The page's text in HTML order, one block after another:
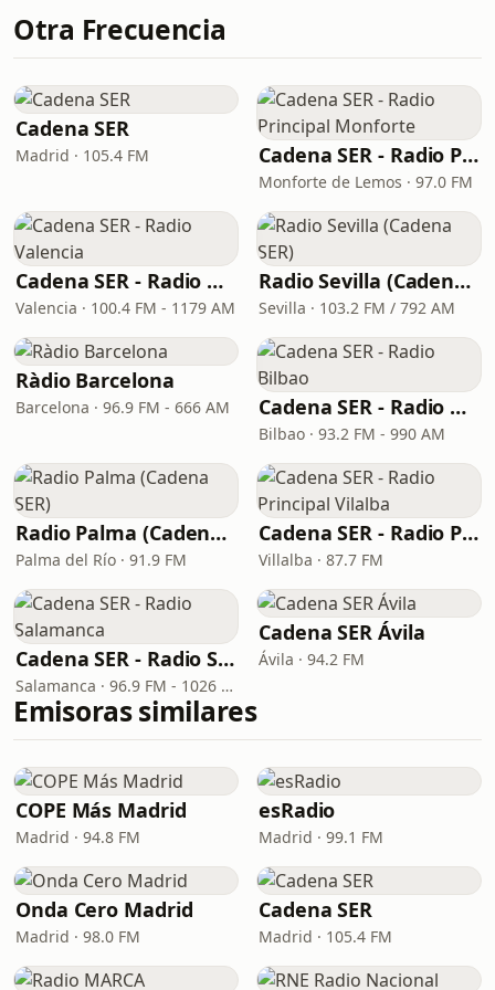
Otra Frecuencia
Cadena SER
Madrid · 105.4 FM Cadena SER - Radio Principal Monforte
Monforte de Lemos · 97.0 FM
Cadena SER - Radio Valencia
Valencia · 100.4 FM - 1179 AM
Radio Sevilla (Cadena SER)
Sevilla · 103.2 FM / 792 AM
Ràdio Barcelona
Barcelona · 96.9 FM - 666 AM Cadena SER - Radio Bilbao
Bilbao · 93.2 FM - 990 AM
Radio Palma (Cadena SER)
Palma del Río · 91.9 FM
Cadena SER - Radio Principal Vilalba
Villalba · 87.7 FM
Cadena SER - Radio Salamanca
Salamanca · 96.9 FM - 1026 AM
Cadena SER Ávila
Ávila · 94.2 FM
Emisoras similares
COPE Más Madrid
Madrid · 94.8 FM
esRadio
Madrid · 99.1 FM
Onda Cero Madrid
Madrid · 98.0 FM
Cadena SER
Madrid · 105.4 FM